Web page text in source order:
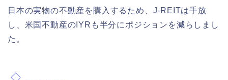
日本の実物の不動産を購入するため、J-REITは手放
し、米国不動産のIYRも半分にポジションを減らしまし
た。